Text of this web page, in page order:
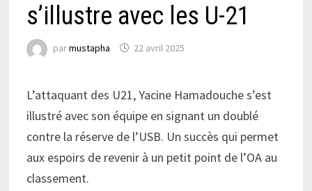
s’illustre avec les U-21
parmustapha 22 avril 2025
L’attaquant des U21, Yacine Hamadouche s’est
illustré avec son équipe en signant un doublé
contre la réserve de l’USB. Un succès qui permet
aux espoirs de revenir à un petit point de l’OA au
classement.